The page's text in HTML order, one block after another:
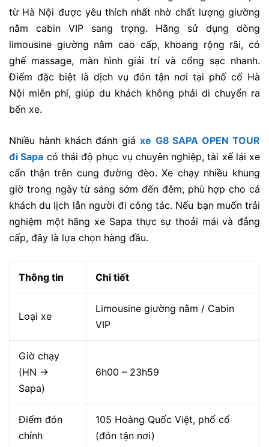
từ Hà Nội được yêu thích nhất nhờ chất lượng giường
nằm cabin VIP sang trọng. Hãng sử dụng dòng
limousine giường nằm cao cấp, khoang rộng rãi, có
ghế massage, màn hình giải trí và cổng sạc nhanh.
Điểm đặc biệt là dịch vụ đón tận nơi tại phố cổ Hà
Nội miễn phí, giúp du khách không phải di chuyển ra
bến xe.
Nhiều hành khách đánh giá xe G8 SAPA OPEN TOUR
đi Sapa có thái độ phục vụ chuyên nghiệp, tài xế lái xe
cẩn thận trên cung đường đèo. Xe chạy nhiều khung
giờ trong ngày từ sáng sớm đến đêm, phù hợp cho cả
khách du lịch lẫn người đi công tác. Nếu bạn muốn trải
nghiệm một hãng xe Sapa thực sự thoải mái và đẳng
cấp, đây là lựa chọn hàng đầu.
Thông tin Chi tiết
Loại xe
Limousine giường nằm / Cabin
VIP
Giờ chạy
(HN →
Sapa)
6h00 – 23h59
Điểm đón
chính
105 Hoàng Quốc Việt, phố cổ
(đón tận nơi)